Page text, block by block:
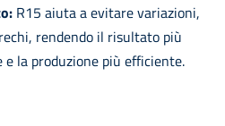
R15 aiuta a evitare variazioni,
rendendo il risultato più
e la produzione più efficiente.